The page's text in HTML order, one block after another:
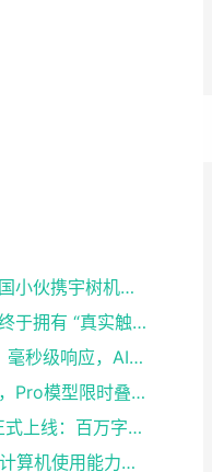
整齐后空翻看呆评委！26岁中国小伙携宇树机器人登上《美国达人秀》
电子皮肤爆发元年：AI 机器人终于拥有 “真实触觉”
OpenAI推出GPT-5.5 Instant：毫秒级响应，AI实时交互迎来革命性突破
DeepSeek输入缓存降价至1折，Pro模型限时叠加2.5折优惠
重磅！DeepSeek-V4 预览版正式上线：百万字超长上下文，Agent与推理能力领跑国内及开源
OpenAI发布GPT-5.5：编程与计算机使用能力再升级，距上次更新不足两月